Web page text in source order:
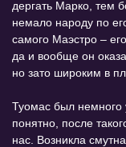
дергать Марко, тем
немало народу по
самого Маэстро –
да и вообще он
но зато широким в
Туомас был немного
понятно, после
нас. Возникла